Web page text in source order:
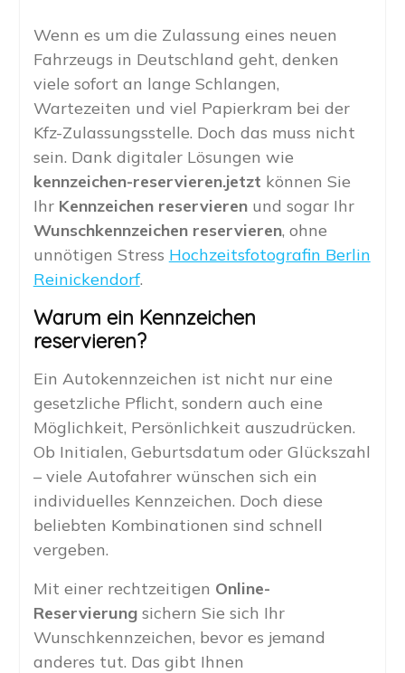
Wenn es um die Zulassung eines neuen
Fahrzeugs in Deutschland geht, denken
viele sofort an lange Schlangen,
Wartezeiten und viel Papierkram bei der
Kfz-Zulassungsstelle. Doch das muss nicht
sein. Dank digitaler Lösungen wie
kennzeichen-reservieren.jetzt können Sie
Ihr Kennzeichen reservierenund sogar Ihr
Wunschkennzeichen reservieren, ohne
unnötigen Stress Hochzeitsfotografin Berlin
Reinickendorf.
Warum ein Kennzeichen
reservieren?
Ein Autokennzeichen ist nicht nur eine
gesetzliche Pflicht, sondern auch eine
Möglichkeit, Persönlichkeit auszudrücken.
Ob Initialen, Geburtsdatum oder Glückszahl
– viele Autofahrer wünschen sich ein
individuelles Kennzeichen. Doch diese
beliebten Kombinationen sind schnell
vergeben.
Mit einer rechtzeitigen Online-
Reservierungsichern Sie sich Ihr
Wunschkennzeichen, bevor es jemand
anderes tut. Das gibt Ihnen